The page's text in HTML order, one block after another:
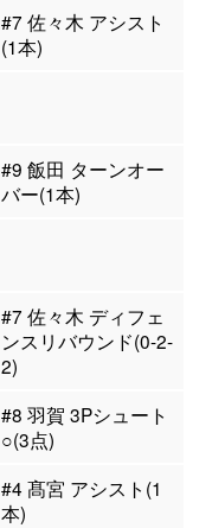
#7 佐々木 アシスト
(1本)
#9 飯田 ターンオー
バー(1本)
#7 佐々木 ディフェ
ンスリバウンド(0-2-
2)
#8 羽賀 3Pシュート
○(3点)
#4 髙宮 アシスト(1
本)